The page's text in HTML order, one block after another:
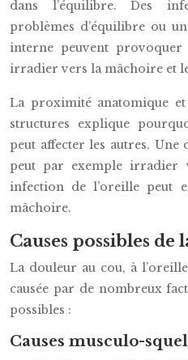
dans l’équilibre. Des
problèmes d’équilibre ou
interne peuvent
irradier vers la mâchoire et
La proximité anatomique
structures explique
peut affecter les autres. Une
peut par exemple irradier
infection de l’oreille peut
mâchoire.
Causes possibles de
La douleur au cou, à
causée par de nombreux
possibles :
Causes musculo-